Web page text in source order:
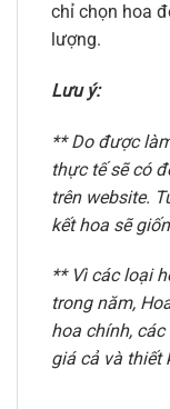
chỉ chọn hoa
lượng.
Lưu ý:
** Do được
thực tế sẽ có
trên website.
kết hoa sẽ
** Vì các loại
trong năm,
hoa chính,
giá cả và thiết